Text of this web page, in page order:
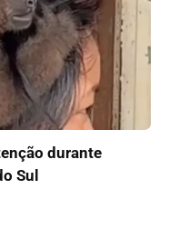
durante
Sul